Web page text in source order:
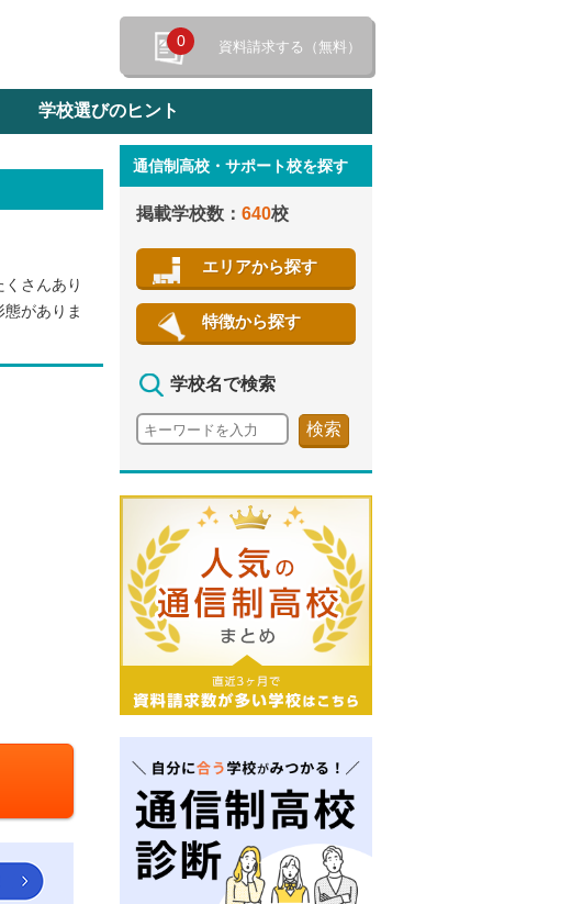
0 資料請求する（無料）
検索
学校選びのヒント
さんあり
がありま
通信制高校・サポート校を探す
掲載学校数： 640校
エリアから探す
特徴から探す
学校名で検索